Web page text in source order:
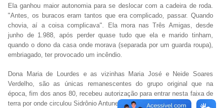
Ela ganhou maior autonomia para se deslocar com a cadeira de roda.
"Antes, os buracos eram tantos que era complicado, passar. Quando
chovia, aí a coisa complicava". Ela mora nas Três Amigas, desde
junho de 1.988, após perder quase tudo que ela e marido tinham,
quando o dono da casa onde morava (separada por um guarda roupa),
embriagado, ter provocado um incêndio.
Dona Maria de Lourdes e as vizinhas Maria José e Neide Soares
Verdelho, são as únicas remanescentes do grupo original que na
época, fim dos anos 80, recebeu autorização para entrar nesta faixa de
terra por onde circulou Sidrônio Antunes de Andrade.